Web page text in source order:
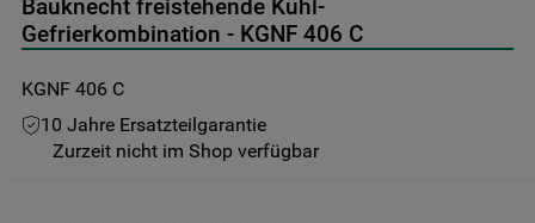
Bauknecht freistehende Kühl-
Gefrierkombination - KGNF 406 C
KGNF 406 C
10 Jahre Ersatzteilgarantie
Zurzeit nicht im Shop verfügbar